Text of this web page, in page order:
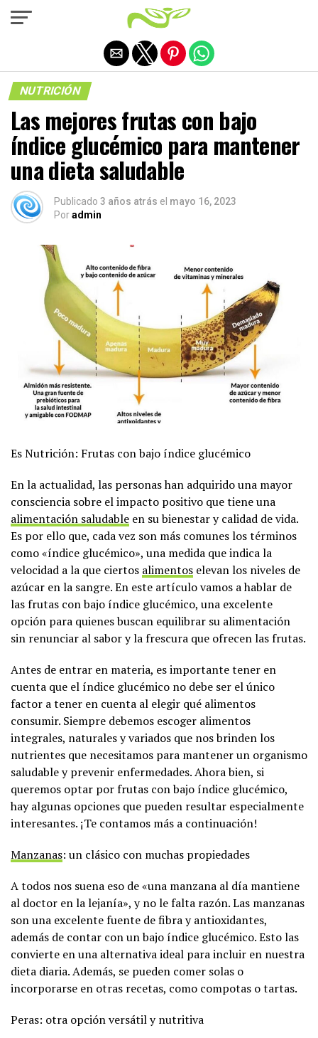
NUTRICIÓN
Las mejores frutas con bajo
índice glucémico para mantener
una dieta saludable
Publicado 3 años atrás el mayo 16, 2023
Poradmin
Es Nutrición: Frutas con bajo índice glucémico
En la actualidad, las personas han adquirido una mayor
consciencia sobre el impacto positivo que tiene una
alimentación saludable en su bienestar y calidad de vida.
Es por ello que, cada vez son más comunes los términos
como «índice glucémico», una medida que indica la
velocidad a la que ciertos alimentos elevan los niveles de
azúcar en la sangre. En este artículo vamos a hablar de
las frutas con bajo índice glucémico, una excelente
opción para quienes buscan equilibrar su alimentación
sin renunciar al sabor y la frescura que ofrecen las frutas.
Antes de entrar en materia, es importante tener en
cuenta que el índice glucémico no debe ser el único
factor a tener en cuenta al elegir qué alimentos
consumir. Siempre debemos escoger alimentos
integrales, naturales y variados que nos brinden los
nutrientes que necesitamos para mantener un organismo
saludable y prevenir enfermedades. Ahora bien, si
queremos optar por frutas con bajo índice glucémico,
hay algunas opciones que pueden resultar especialmente
interesantes. ¡Te contamos más a continuación!
Manzanas: un clásico con muchas propiedades
A todos nos suena eso de «una manzana al día mantiene
al doctor en la lejanía», y no le falta razón. Las manzanas
son una excelente fuente de fibra y antioxidantes,
además de contar con un bajo índice glucémico. Esto las
convierte en una alternativa ideal para incluir en nuestra
dieta diaria. Además, se pueden comer solas o
incorporarse en otras recetas, como compotas o tartas.
Peras: otra opción versátil y nutritiva
Salir de la versión móvil